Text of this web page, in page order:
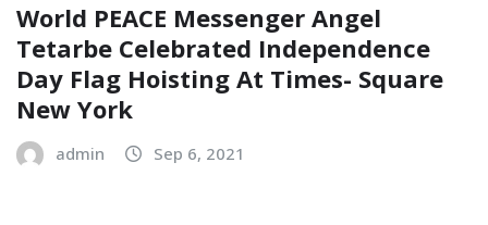
World PEACE Messenger Angel
Tetarbe Celebrated Independence
Day Flag Hoisting At Times- Square
New York
admin Sep 6, 2021